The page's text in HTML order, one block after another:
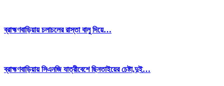
ব্রাহ্মণবাড়িয়ায় চলাচলের রাস্তা বালু দিয়ে…
ব্রাহ্মণবাড়িয়ায় সিএনজি যাত্রীবেশে ছিনতাইয়ের চেষ্টা,দুই…